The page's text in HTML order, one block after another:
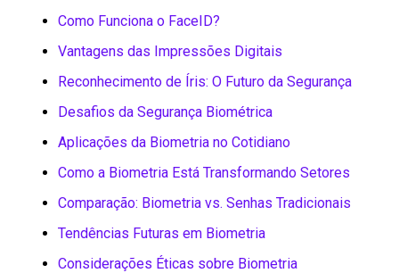
Como Funciona o FaceID?
Vantagens das Impressões Digitais
Reconhecimento de Íris: O Futuro da Segurança
Desafios da Segurança Biométrica
Aplicações da Biometria no Cotidiano
Como a Biometria Está Transformando Setores
Comparação: Biometria vs. Senhas Tradicionais
Tendências Futuras em Biometria
Considerações Éticas sobre Biometria